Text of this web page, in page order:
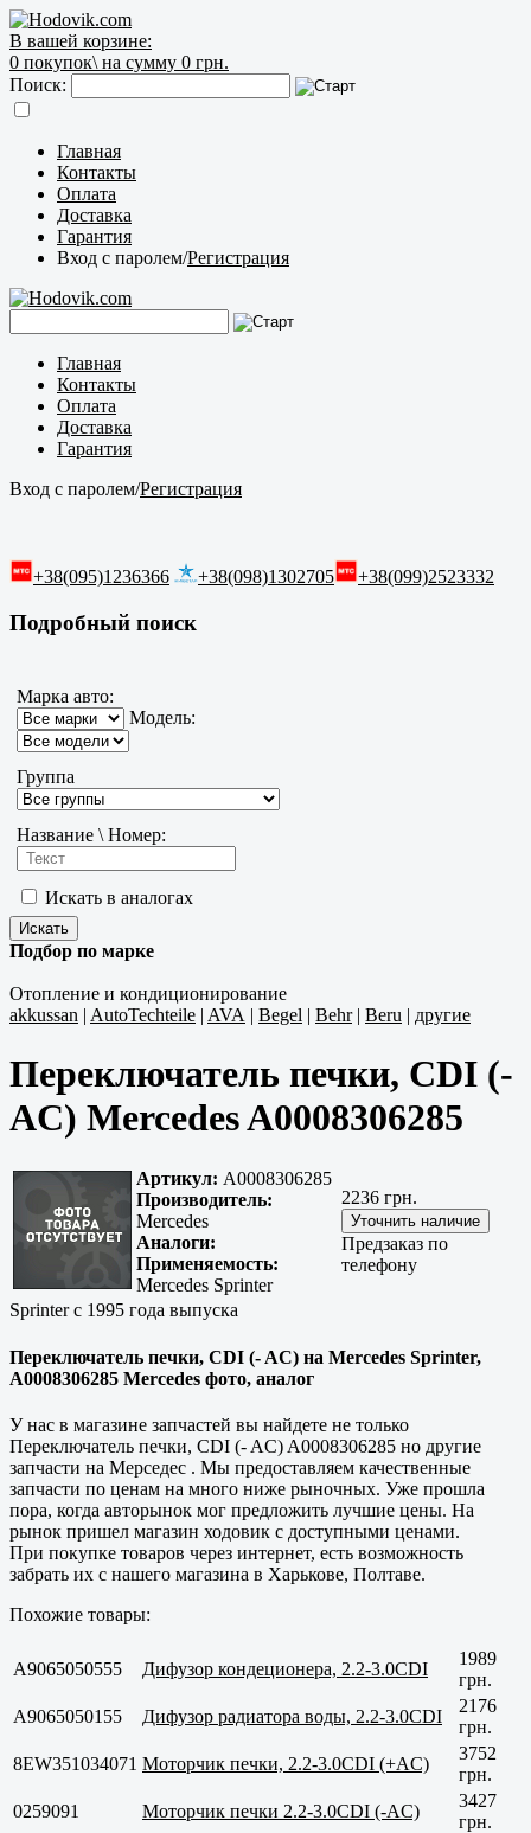
В вашей корзине:
0 покупок\ на сумму 0 грн.
Поиск:
Главная
Контакты
Оплата
Доставка
Гарантия
Вход с паролем/Регистрация
Главная
Контакты
Оплата
Доставка
Гарантия
Вход с паролем/Регистрация
+38(095)1236366 +38(098)1302705 +38(099)2523332
Подробный поиск
Марка авто:
Модель:
Группа
Название \ Номер:
Искать в аналогах
Подбор по марке
Отопление и кондиционирование
akkussan | AutoTechteile | AVA | Begel | Behr| Beru | другие
Переключатель печки, CDI (-
AC) Mercedes A0008306285
Артикул: A0008306285
Производитель:
Mercedes
Аналоги:
Применяемость:
Mercedes Sprinter
2236 грн.
Предзаказ по
телефону
Sprinter с 1995 года выпуска
Переключатель печки, CDI (- AC) на Mercedes Sprinter,
A0008306285 Mercedes фото, аналог
У нас в магазине запчастей вы найдете не только
Переключатель печки, CDI (- AC) A0008306285 но другие
запчасти на Мерседес . Мы предоставляем качественные
запчасти по ценам на много ниже рыночных. Уже прошла
пора, когда авторынок мог предложить лучшие цены. На
рынок пришел магазин ходовик с доступными ценами.
При покупке товаров через интернет, есть возможность
забрать их с нашего магазина в Харькове, Полтаве.
Похожие товары:
A9065050555 Дифузор кондеционера, 2.2-3.0CDI
1989
грн.
A9065050155
Дифузор радиатора воды, 2.2-3.0CDI
2176
грн.
8EW351034071 Моторчик печки, 2.2-3.0CDI (+AC)
3752
грн.
0259091
Моторчик печки 2.2-3.0CDI (-AC)
3427
грн.